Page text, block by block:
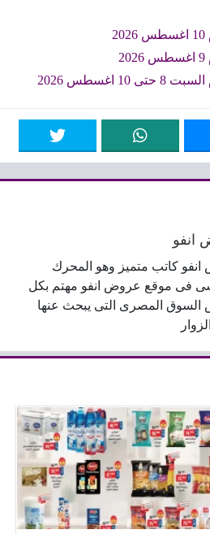
اغسطس 2026
انفو
كاتب متميز وهو المحرك
فى موقع عروض انفو مهتم بكل
المصرى التى يبحث عنها